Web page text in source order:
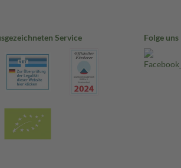
Service Folge uns